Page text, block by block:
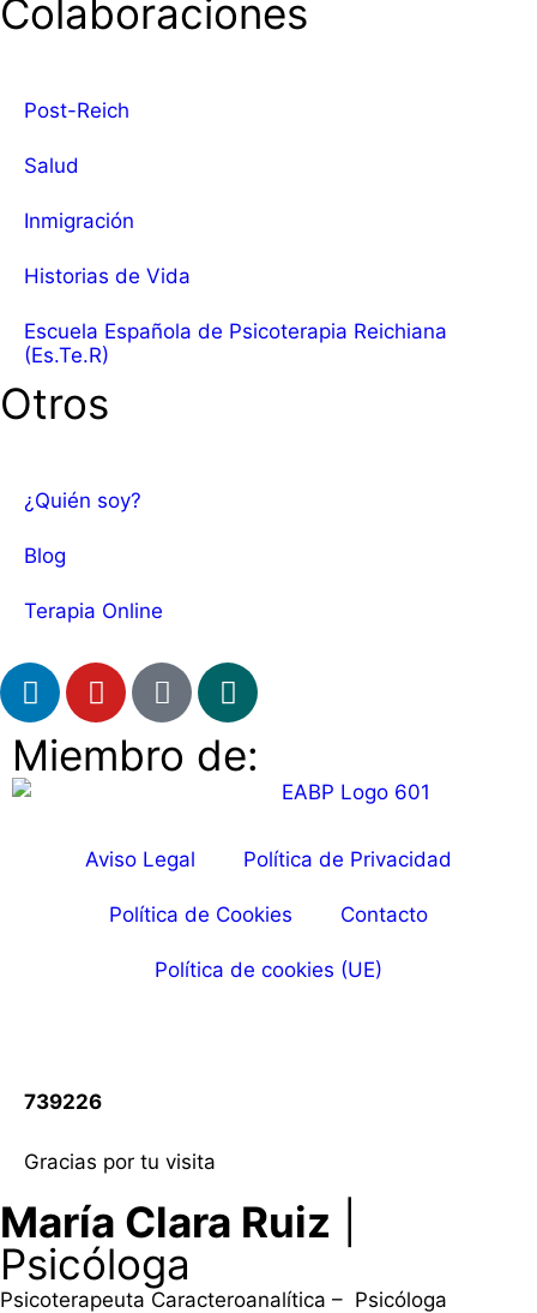
Colaboraciones
Post-Reich
Salud
Inmigración
Historias de Vida
Escuela Española de Psicoterapia Reichiana
(Es.Te.R)
Otros
¿Quién soy?
Blog
Terapia Online
Miembro de:
Aviso Legal Política de Privacidad
Política de Cookies Contacto
Política de cookies (UE)
739226
Gracias por tu visita
María Clara Ruiz
Psicóloga
Psicoterapeuta Caracteroanalítica – Psicóloga